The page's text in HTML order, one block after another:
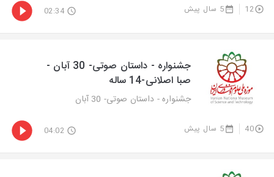
12 5 سال پیش 02:34
جشنواره - داستان صوتی- 30 آبان -
صبا اصلانی-14 ساله
جشنواره - داستان صوتی- 30 آبان
40 5 سال پیش 04:02